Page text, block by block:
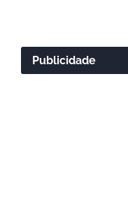
Publicidade